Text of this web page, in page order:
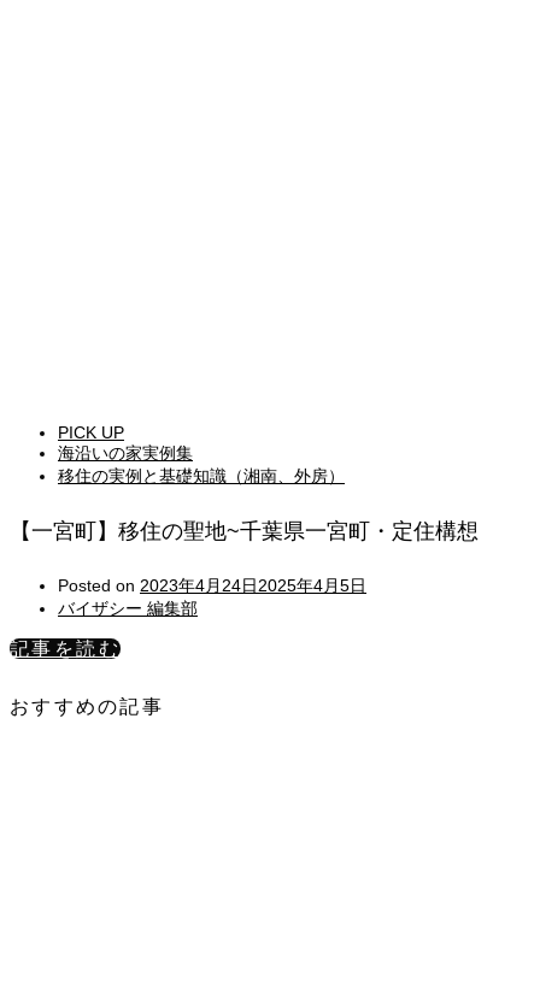
PICK UP
海沿いの家実例集
移住の実例と基礎知識（湘南、外房）
【一宮町】移住の聖地~千葉県一宮町・定住構想
Posted on 2023年4月24日2025年4月5日
バイザシー 編集部
記事を読む
おすすめの記事